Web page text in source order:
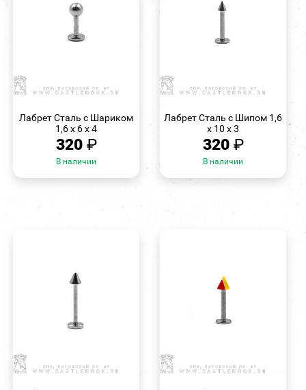
Лабрет Сталь с Шариком
1,6 х 6 х 4
320 ₽
В наличии
Лабрет Сталь с Шипом 1,6
х 10 х 3
320 ₽
В наличии